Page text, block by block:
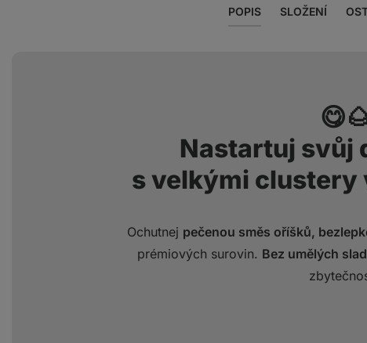
POPIS SLOŽENÍ
Nastartuj svůj
s velkými clustery
Ochutnej pečenou směs oříšků,
prémiových surovin. Bez umělých